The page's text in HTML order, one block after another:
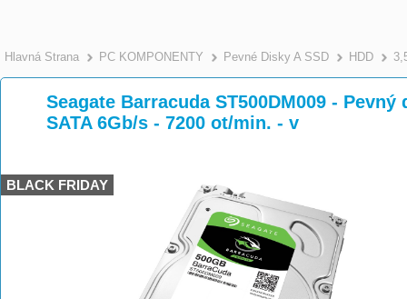
Hlavná Strana >
PC KOMPONENTY >
Pevné Disky A SSD HDD
Seagate Barracuda ST500DM009 -
SATA 6Gb/s - 7200 ot/min. - v
BLACK FRIDAY